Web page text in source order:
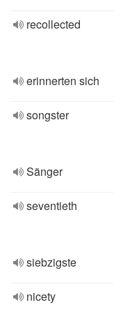
recollected
erinnerten sich
songster
Sänger
seventieth
siebzigste
nicety